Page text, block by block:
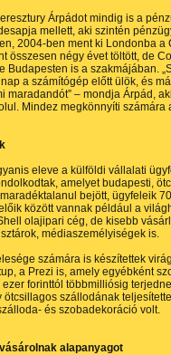
Árpádot mindig is a
mellett, aki szintén
2004-ben ment ki Londonba a
összesen négy évet töltött, de
Budapesten is a szakmájában.
a számítógép előtt ülök, és
maradandót” – mondja Árpád,
Mindez megkönnyíti számára
eleve a külföldi vállalati
amelyet budapesti,
bejött, ügyfeleik
között vannak például a
olajipari cég, de kisebb
médiaszemélyiségek is.
számára is készítettek
a Prezi is, amely egyébként
forinttól többmilliósig
szállodának
és szobadekoráció volt.
alapanyagot